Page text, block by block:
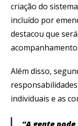
criação do
incluído por
destacou que
Além disso,
individuais e as